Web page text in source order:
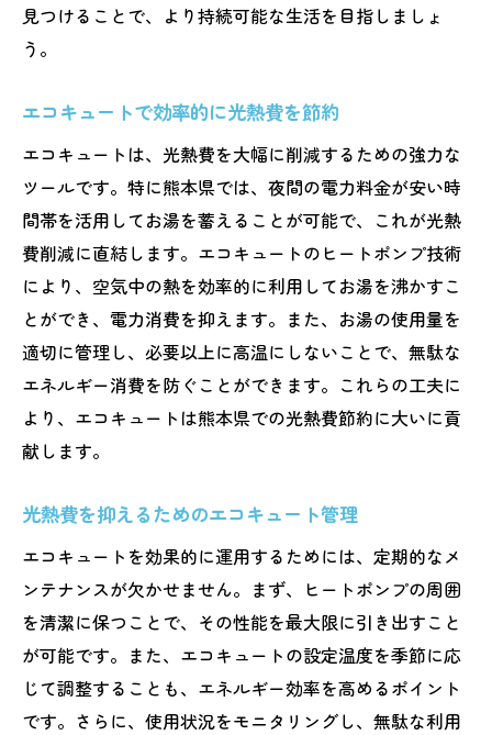
見つけることで、より持続可能な生活を目指しましょ
う。
エコキュートで効率的に光熱費を節約
エコキュートは、光熱費を大幅に削減するための強力な
ツールです。特に熊本県では、夜間の電力料金が安い時
間帯を活用してお湯を蓄えることが可能で、これが光熱
費削減に直結します。エコキュートのヒートポンプ技術
により、空気中の熱を効率的に利用してお湯を沸かすこ
とができ、電力消費を抑えます。また、お湯の使用量を
適切に管理し、必要以上に高温にしないことで、無駄な
エネルギー消費を防ぐことができます。これらの工夫に
より、エコキュートは熊本県での光熱費節約に大いに貢
献します。
光熱費を抑えるためのエコキュート管理
エコキュートを効果的に運用するためには、定期的なメ
ンテナンスが欠かせません。まず、ヒートポンプの周囲
を清潔に保つことで、その性能を最大限に引き出すこと
が可能です。また、エコキュートの設定温度を季節に応
じて調整することも、エネルギー効率を高めるポイント
です。さらに、使用状況をモニタリングし、無駄な利用